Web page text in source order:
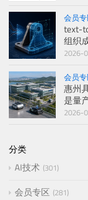
会员
text-
组织
2026-
会员
惠州
是量
2026-
分类
AI技术 301
会员专区 281